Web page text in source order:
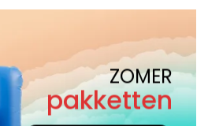
ZOMER
pakketten